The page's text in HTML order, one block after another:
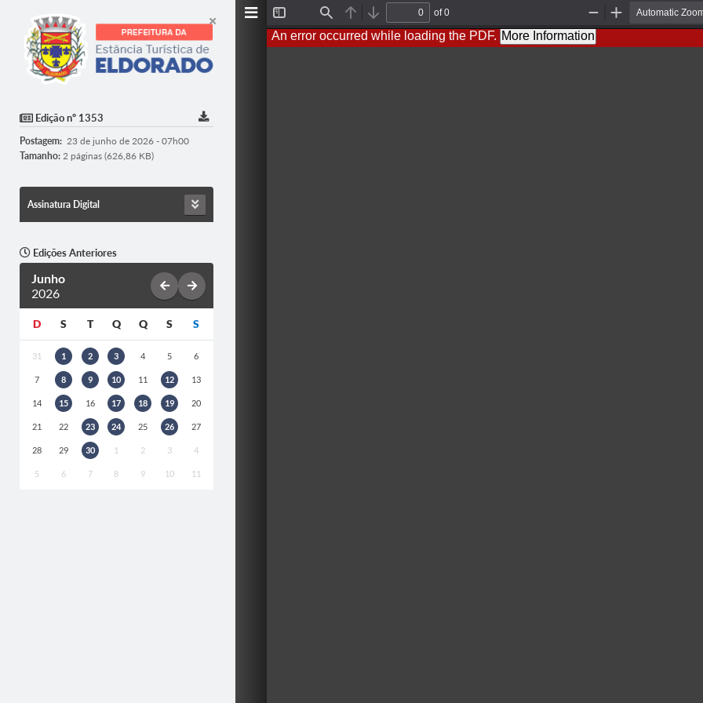
Edição nº 1353
Postagem: 23 de junho de 2026 - 07h00
Tamanho: 2 páginas (626,86 KB)
Assinatura Digital
Edições Anteriores
Junho
2026
D S T Q Q S S
31 1 2 3 4 5 6
7 8 9 10 11 12 13
14 15 16 17 18 19 20
21 22 23 24 25 26 27
28 29 30 1 2 3 4
5 6 7 8 9 10 11
Sidebar
Find Previous
Next
of 0
Out
An error occurred while loading the PDF. More Information